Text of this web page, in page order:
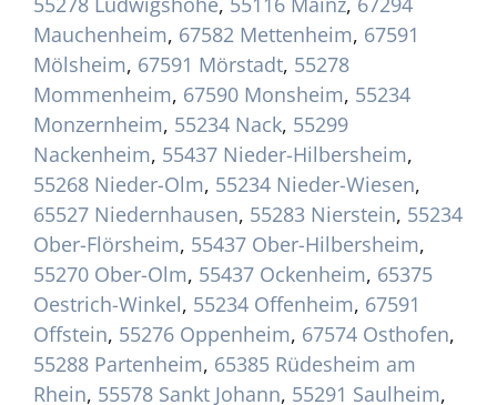
Mauchenheim, 67582 Mettenheim, 67591
Mölsheim, 67591 Mörstadt, 55278
Mommenheim, 67590 Monsheim, 55234
Monzernheim, 55234 Nack, 55299
Nackenheim, 55437 Nieder-Hilbersheim,
55268 Nieder-Olm, 55234 Nieder-Wiesen,
65527 Niedernhausen, 55283 Nierstein, 55234
Ober-Flörsheim, 55437 Ober-Hilbersheim,
55270 Ober-Olm, 55437 Ockenheim, 65375
Oestrich-Winkel, 55234 Offenheim, 67591
Offstein, 55276 Oppenheim, 67574 Osthofen,
55288 Partenheim, 65385 Rüdesheim am
Rhein, 55578 Sankt Johann, 55291 Saulheim,